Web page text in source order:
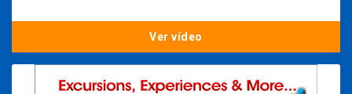
Ver vídeo